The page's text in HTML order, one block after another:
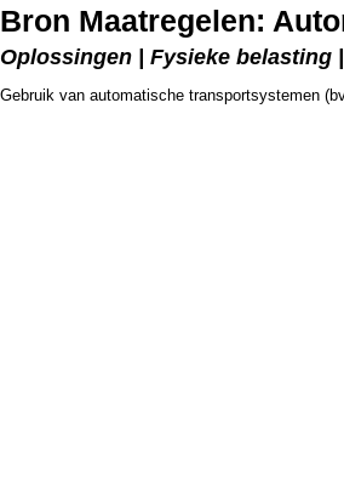
Bron Maatregelen:
Oplossingen | Fysieke belasting
Gebruik van automatische transportsystemen